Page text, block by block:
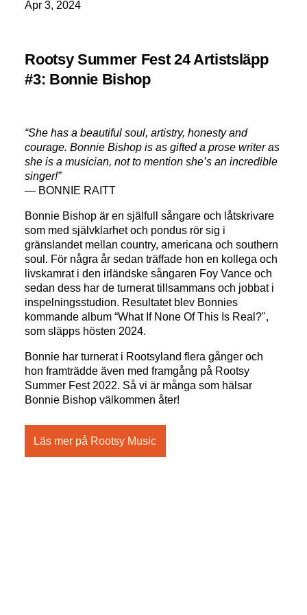
Apr 3, 2024
Rootsy Summer Fest 24 Artistsläpp
#3: Bonnie Bishop
“She has a beautiful soul, artistry, honesty and
courage. Bonnie Bishop is as gifted a prose writer as
she is a musician, not to mention she’s an incredible
singer!”
— BONNIE RAITT
Bonnie Bishop är en själfull sångare och låtskrivare
som med självklarhet och pondus rör sig i
gränslandet mellan country, americana och southern
soul. För några år sedan träffade hon en kollega och
livskamrat i den irländske sångaren Foy Vance och
sedan dess har de turnerat tillsammans och jobbat i
inspelningsstudion. Resultatet blev Bonnies
kommande album “What If None Of This Is Real?",
som släpps hösten 2024.
Bonnie har turnerat i Rootsyland flera gånger och
hon framträdde även med framgång på Rootsy
Summer Fest 2022. Så vi är många som hälsar
Bonnie Bishop välkommen åter!
Läs mer på Rootsy Music